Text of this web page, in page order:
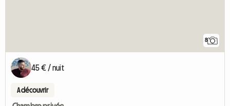
8
45 € / nuit
A découvrir